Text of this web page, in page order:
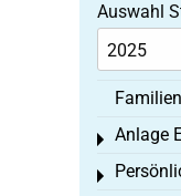
Auswahl
Anlage
Toggle
Toggle